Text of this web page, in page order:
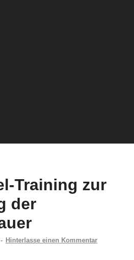
Training zur
der
- Hinterlasse einen Kommentar